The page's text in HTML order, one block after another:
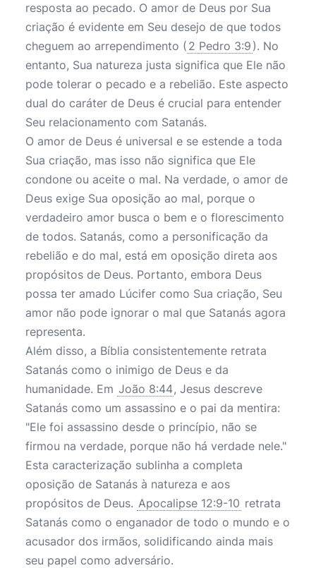
resposta ao pecado. O amor de Deus por Sua
criação é evidente em Seu desejo de que todos
cheguem ao arrependimento ( 2 Pedro 3:9 ). No
entanto, Sua natureza justa significa que Ele não
pode tolerar o pecado e a rebelião. Este aspecto
dual do caráter de Deus é crucial para entender
Seu relacionamento com Satanás.
O amor de Deus é universal e se estende a toda
Sua criação, mas isso não significa que Ele
condone ou aceite o mal. Na verdade, o amor de
Deus exige Sua oposição ao mal, porque o
verdadeiro amor busca o bem e o florescimento
de todos. Satanás, como a personificação da
rebelião e do mal, está em oposição direta aos
propósitos de Deus. Portanto, embora Deus
possa ter amado Lúcifer como Sua criação, Seu
amor não pode ignorar o mal que Satanás agora
representa.
Além disso, a Bíblia consistentemente retrata
Satanás como o inimigo de Deus e da
humanidade. Em João 8:44, Jesus descreve
Satanás como um assassino e o pai da mentira:
"Ele foi assassino desde o princípio, não se
firmou na verdade, porque não há verdade nele."
Esta caracterização sublinha a completa
oposição de Satanás à natureza e aos
propósitos de Deus. Apocalipse 12:9-10 retrata
Satanás como o enganador de todo o mundo e o
acusador dos irmãos, solidificando ainda mais
seu papel como adversário.